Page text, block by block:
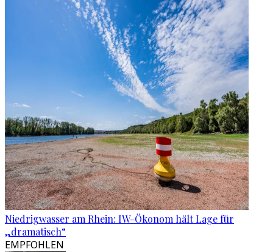
Niedrigwasser am Rhein: IW-Ökonom hält Lage für
„dramatisch“
EMPFOHLEN